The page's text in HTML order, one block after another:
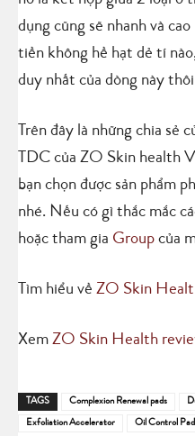
dụng cũng sẽ nhanh và
tiền không hề hạt dẻ tí
duy nhất của dòng này
Trên đây là những chia sẻ
TDC của ZO Skin health
bạn chọn được sản phẩm
nhé. Nếu có gì thắc mắc
hoặc tham gia Group của
Tìm hiểu về ZO Skin
Xem ZO Skin Health
TAGS Complexion Renewal pads
Exfoliation Accelerator Oil Control